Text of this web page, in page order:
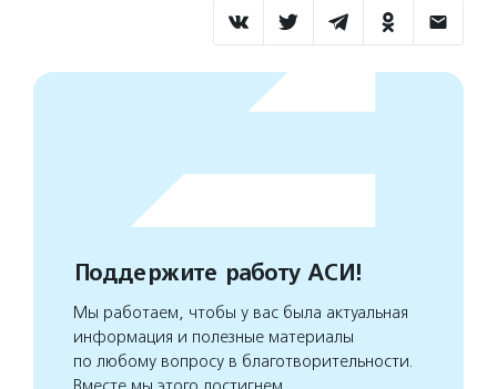
Поддержите работу АСИ!
Мы работаем, чтобы у вас была актуальная
информация и полезные материалы
по любому вопросу в благотворительности.